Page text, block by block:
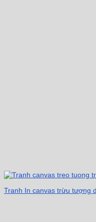
Tranh In canvas trừu tượng